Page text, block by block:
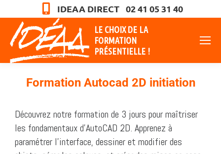
IDEAA DIRECT 02 41 05 31 40
LE CHOIX DE LA
FORMATION
PRÉSENTIELLE !
Formation Autocad 2D initiation
Découvrez notre formation de 3 jours pour maîtriser
les fondamentaux d’AutoCAD 2D. Apprenez à
paramétrer l’interface, dessiner et modifier des